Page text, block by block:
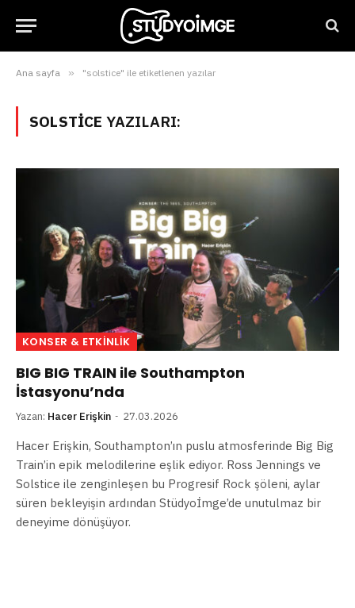
Ana sayfa » "solstice" ile etiketlenen yazılar
SOLSTICE YAZILARI:
KONSER & ETKINLIK
BIG BIG TRAIN ile Southampton
İstasyonu’nda
Yazan: Hacer Erişkin 27.03.2026
Hacer Erişkin, Southampton’ın puslu atmosferinde Big Big
Train’in epik melodilerine eşlik ediyor. Ross Jennings ve
Solstice ile zenginleşen bu Progresif Rock şöleni, aylar
süren bekleyişin ardından Stüdyoİmge’de unutulmaz bir
deneyime dönüşüyor.